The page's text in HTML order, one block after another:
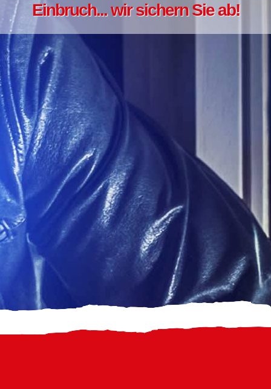
Einbruch... wir sichern Sie ab!